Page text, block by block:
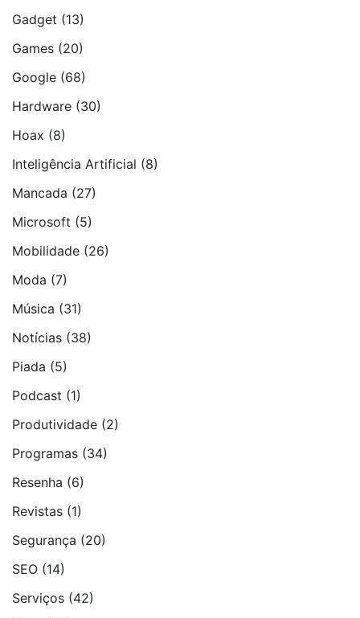
Gadget (13)
Games (20)
Google (68)
Hardware (30)
Hoax (8)
Inteligência Artificial (8)
Mancada (27)
Microsoft (5)
Mobilidade (26)
Moda (7)
Música (31)
Notí­cias (38)
Piada (5)
Podcast (1)
Produtividade (2)
Programas (34)
Resenha (6)
Revistas (1)
Segurança (20)
SEO (14)
Serviços (42)